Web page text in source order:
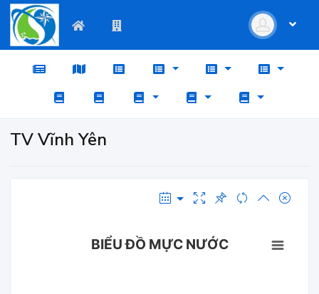
TV Vĩnh Yên
BIỂU ĐỒ MỰC NƯỚC